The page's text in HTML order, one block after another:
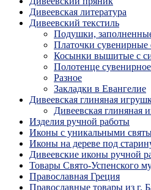
Дивеевская литература
Дивеевский текстиль
Подушки,
Платочки
Косынки вышитые с
Полотенце
Разное
Закладки в Евангелие
Дивеевская глиняная
Дивеевская глиняная
Изделия ручной работы
Иконы с уникальными
Иконы на дереве под
Дивеевские иконы ручной
Товары Свято-Успенского
Православная Греция
Православные товары из г.